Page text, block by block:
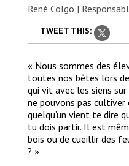
René Colgo |
TWEET THIS:
« Nous sommes des
toutes nos bêtes lors
qui vit avec les siens
ne pouvons pas cultiver
quelqu’un vient te dire
tu dois partir. Il est
bois ou de cueillir des
? »